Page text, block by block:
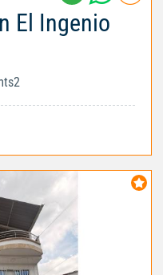
El Ingenio